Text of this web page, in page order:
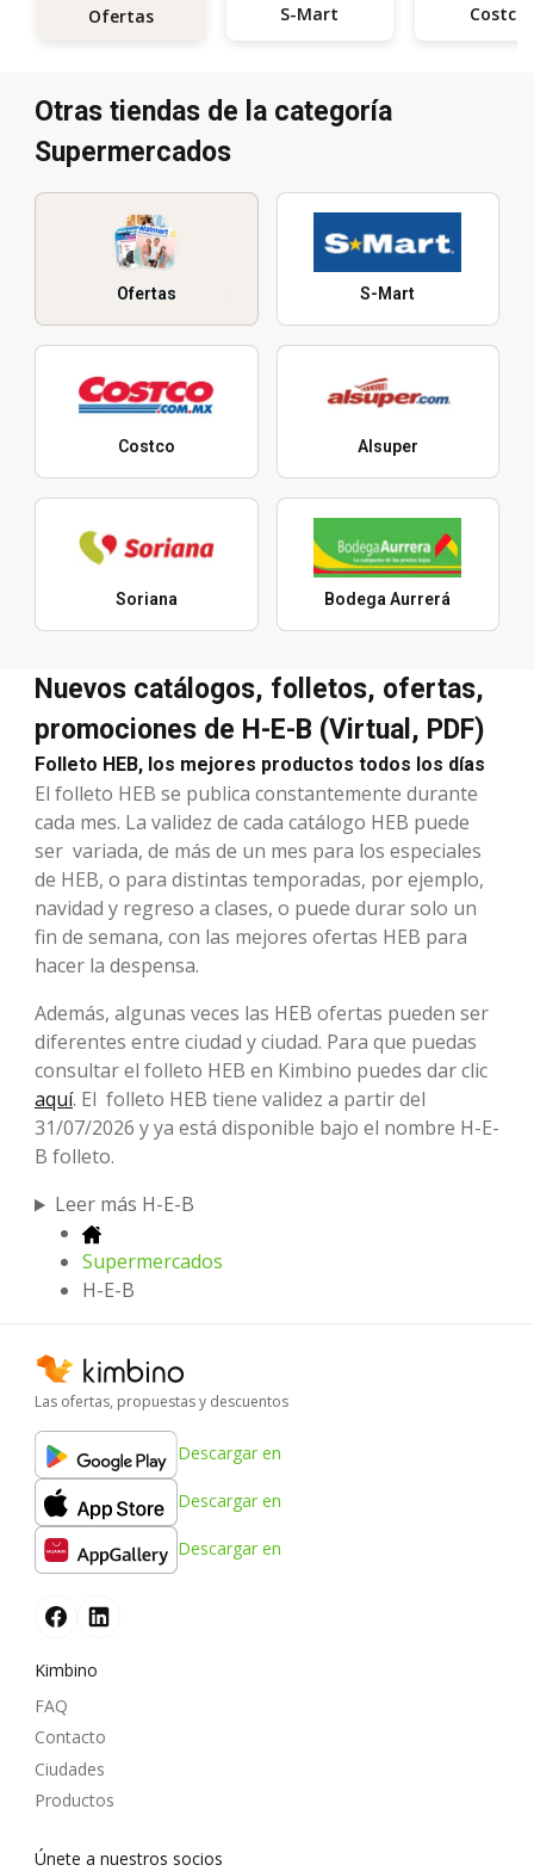
Ofertas S-Mart Costco
Otras tiendas de la categoría
Supermercados
Ofertas S-Mart
Costco Alsuper
Soriana Bodega Aurrerá
Nuevos catálogos, folletos, ofertas,
promociones de H-E-B (Virtual, PDF)
Folleto HEB, los mejores productos todos los días
El folleto HEB se publica constantemente durante
cada mes. La validez de cada catálogo HEB puede
ser variada, de más de un mes para los especiales
de HEB, o para distintas temporadas, por ejemplo,
navidad y regreso a clases, o puede durar solo un
fin de semana, con las mejores ofertas HEB para
hacer la despensa.
Además, algunas veces las HEB ofertas pueden ser
diferentes entre ciudad y ciudad. Para que puedas
consultar el folleto HEB en Kimbino puedes dar clic
aquí. El folleto HEB tiene validez a partir del
31/07/2026 y ya está disponible bajo el nombre H-E-
B folleto.
Leer más H-E-B
Supermercados
H-E-B
Las ofertas, propuestas y descuentos
Descargar en
Descargar en
Descargar en
Kimbino
FAQ
Contacto
Ciudades
Productos
Únete a nuestros socios